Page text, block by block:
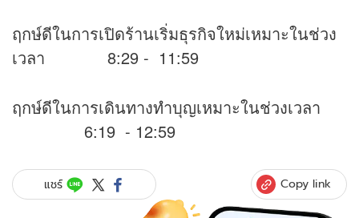
ฤกษ์ดีในการเปิดร้านเริ่มธุรกิจใหม่เหมาะในช่วง
เวลา 8:29 - 11:59
ฤกษ์ดีในการเดินทางทำบุญเหมาะในช่วงเวลา
6:19 - 12:59
แชร์ Copy link